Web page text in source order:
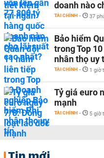
doanh nào
TÀI CHÍNH - 37
Bảo hiểm
trong Top
nhân thọ uy
TÀI CHÍNH - 1 giờ
Tỷ giá euro
mạnh
TÀI CHÍNH - 5 giờ